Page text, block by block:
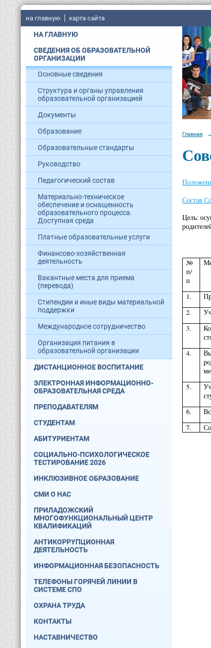
на главную карта сайта
НА ГЛАВНУЮ
СВЕДЕНИЯ ОБ ОБРАЗОВАТЕЛЬНОЙ
ОРГАНИЗАЦИИ
Основные сведения
Структура и органы управления
образовательной организацией
Документы
Образование
Образовательные стандарты
Руководство
Педагогический состав
Материально-техническое
обеспечение и оснащенность
образовательного процесса.
Доступная среда
Платные образовательные услуги
Финансово-хозяйственная
деятельность
Вакантные места для приема
(перевода)
Стипендии и иные виды материальной
поддержки
Международное сотрудничество
Организация питания в
образовательной организации
ДИСТАНЦИОННОЕ ВОСПИТАНИЕ
ЭЛЕКТРОННАЯ ИНФОРМАЦИОННО-
ОБРАЗОВАТЕЛЬНАЯ СРЕДА
ПРЕПОДАВАТЕЛЯМ
СТУДЕНТАМ
АБИТУРИЕНТАМ
СОЦИАЛЬНО-ПСИХОЛОГИЧЕСКОЕ
ТЕСТИРОВАНИЕ 2026
ИНКЛЮЗИВНОЕ ОБРАЗОВАНИЕ
СМИ О НАС
ПРИЛАДОЖСКИЙ
МНОГОФУНКЦИОНАЛЬНЫЙ ЦЕНТР
КВАЛИФИКАЦИЙ
АНТИКОРРУПЦИОННАЯ
ДЕЯТЕЛЬНОСТЬ
ИНФОРМАЦИОННАЯ БЕЗОПАСНОСТЬ
ТЕЛЕФОНЫ ГОРЯЧЕЙ ЛИНИИ В
СИСТЕМЕ СПО
ОХРАНА ТРУДА
КОНТАКТЫ
НАСТАВНИЧЕСТВО
Главная →
Состав
Цель:
№
п/
п
1.
2.
3.
4.
5.
6.
7.